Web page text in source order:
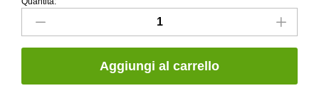
Collezione
SLAB2
Aggiungi al carrello